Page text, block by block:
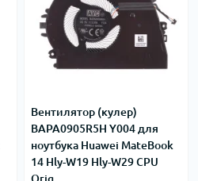
Вентилятор (кулер)
BAPA0905R5H Y004 для
ноутбука Huawei MateBook
14 Hly-W19 Hly-W29 CPU